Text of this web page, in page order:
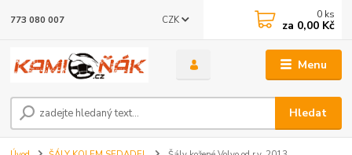
Menu
CZK
Hledat
773 080 007 0 ks
za 0,00 Kč